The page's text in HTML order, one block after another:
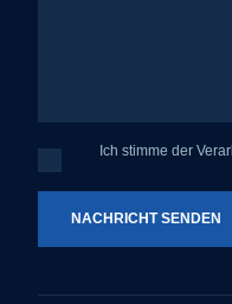
stimme
der
Verarbeitungmeiner
Daten.
Ich stimme der
NACHRICHT SENDEN